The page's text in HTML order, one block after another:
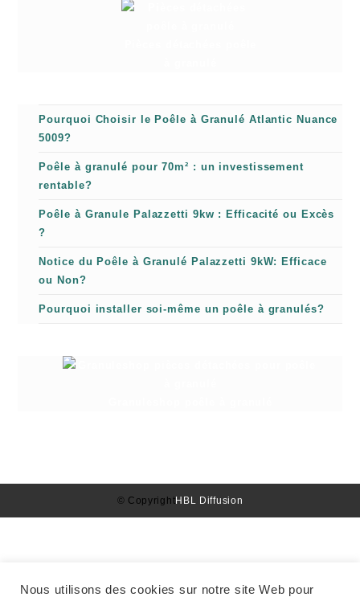
Pourquoi Choisir le Poêle à Granulé Atlantic Nuance
5009?
Poêle à granulé pour 70m² : un investissement
rentable?
Poêle à Granule Palazzetti 9kw : Efficacité ou Excès
?
Notice du Poêle à Granulé Palazzetti 9kW: Efficace
ou Non?
Pourquoi installer soi-même un poêle à granulés?
© CopyrightHBL Diffusion
Nous utilisons des cookies sur notre site Web pour